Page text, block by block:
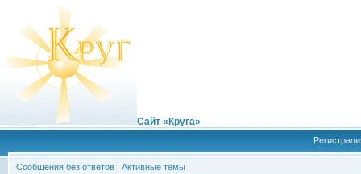
Сайт «Круга»
Сообщения без ответов | Активные темы